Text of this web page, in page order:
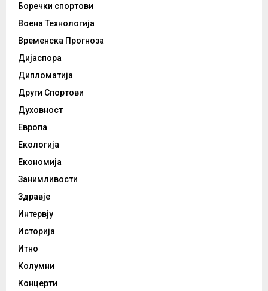
Боречки спортови
Воена Технологија
Временска Прогноза
Дијаспора
Дипломатија
Други Спортови
Духовност
Европа
Екологија
Економија
Занимливости
Здравје
Интервју
Историја
Итно
Колумни
Концерти